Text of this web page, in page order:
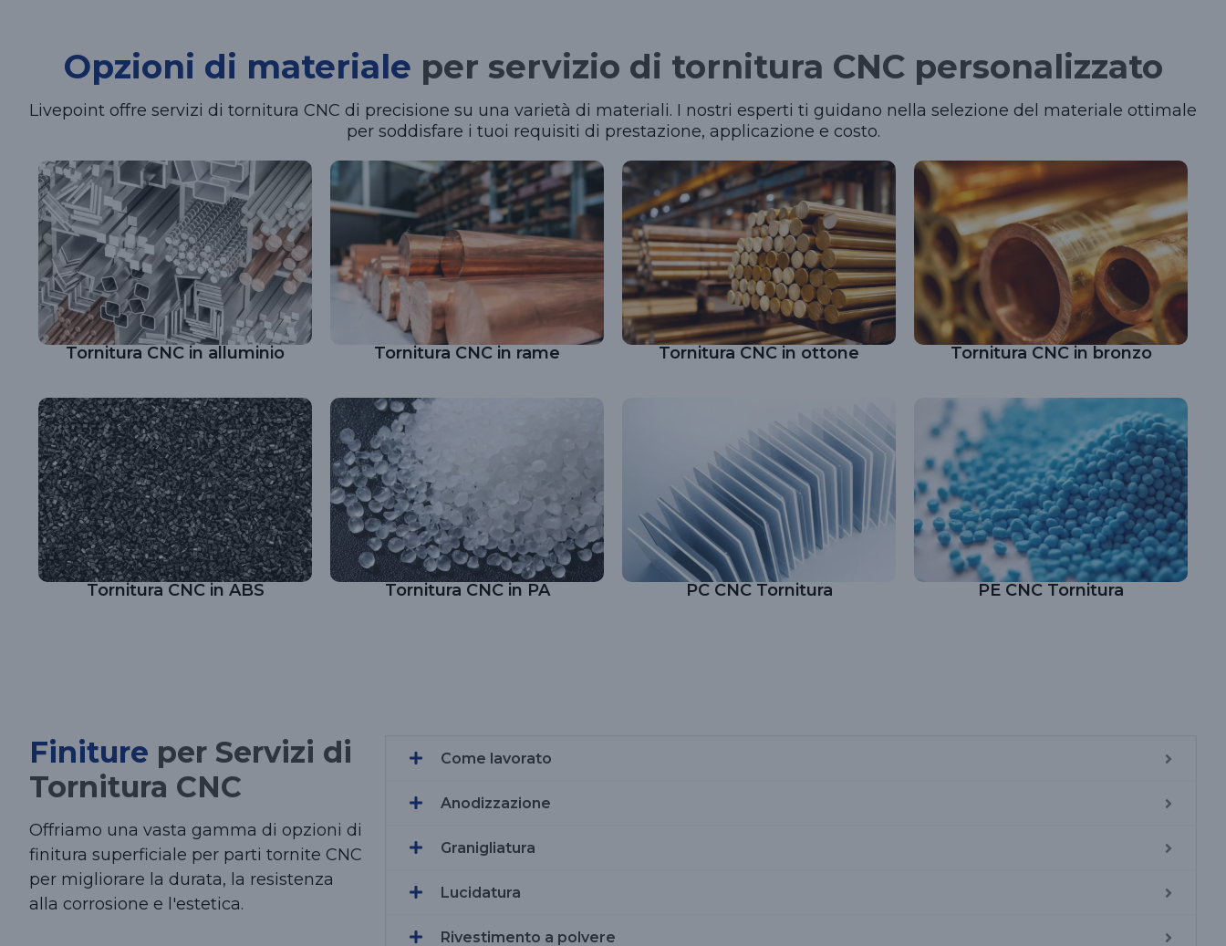
Opzioni di materiale per servizio di tornitura CNC personalizzato
Livepoint offre servizi di tornitura CNC di precisione su una varietà di materiali. I nostri esperti ti guidano nella selezione del materiale ottimale
per soddisfare i tuoi requisiti di prestazione, applicazione e costo.
Tornitura CNC in alluminio Tornitura CNC in rame Tornitura CNC in ottone Tornitura CNC in bronzo
Tornitura CNC in ABS Tornitura CNC in PA PC CNC Tornitura PE CNC Tornitura
Finiture per Servizi di
Tornitura CNC
Offriamo una vasta gamma di opzioni di
finitura superficiale per parti tornite CNC
per migliorare la durata, la resistenza
alla corrosione e l'estetica.
Come lavorato
Anodizzazione
Granigliatura
Lucidatura
Rivestimento a polvere